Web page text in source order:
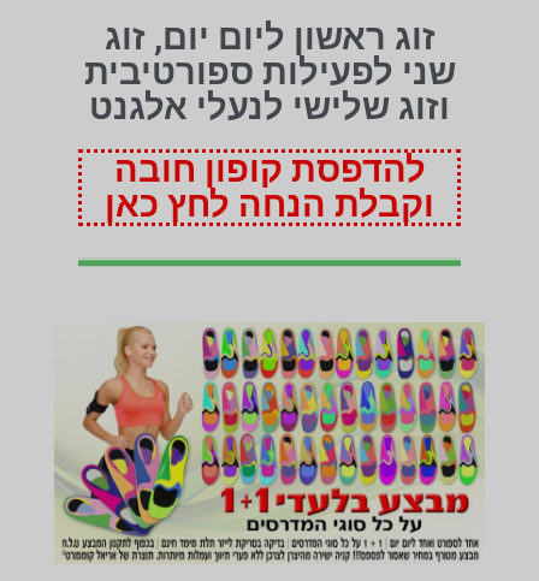
זוג ראשון ליום יום, זוג
שני לפעילות ספורטיבית
וזוג שלישי לנעלי אלגנט
להדפסת קופון חובה
וקבלת הנחה לחץ כאן